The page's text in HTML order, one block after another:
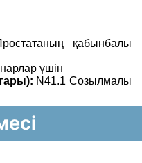
қабынбалы
үшін
N41.1 Созылмалы